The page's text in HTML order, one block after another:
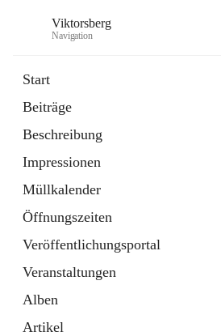
Viktorsberg
Navigation
Start
Beiträge
Beschreibung
Impressionen
Müllkalender
Öffnungszeiten
Veröffentlichungsportal
Veranstaltungen
Alben
Artikel
1 Schnellzugriff
Bürgerservice
10 Schnellzugriffe